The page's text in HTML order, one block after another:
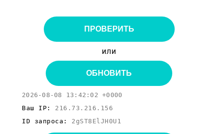
ПРОВЕРИТЬ
или
ОБНОВИТЬ
2026-08-08 13:42:02 +0000
Ваш IP: 216.73.216.156
ID запроса: 2gST8ElJH0U1